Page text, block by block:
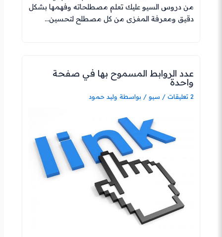
من دروس السيو عليك تعلم مصطلحاته وفهمها بشكل
دقيق ومعرفة المغزى من كل مصطلح لتحسين…
عدد الروابط المسموح بها في صفحة
واحدة
2 تعليقات / سيو / بواسطة وليد حمود